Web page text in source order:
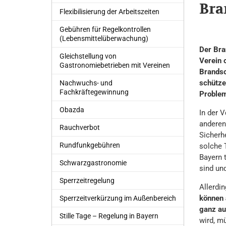
Flexibilisierung der Arbeitszeiten
Gebühren für Regelkontrollen
(Lebensmittelüberwachung)
Gleichstellung von
Gastronomiebetrieben mit Vereinen
Nachwuchs- und
Fachkräftegewinnung
Obazda
Rauchverbot
Rundfunkgebühren
Schwarzgastronomie
Sperrzeitregelung
Sperrzeitverkürzung im Außenbereich
Stille Tage – Regelung in Bayern
Der
Verein
In der
solche
Bayern
sind
ganz
wird,